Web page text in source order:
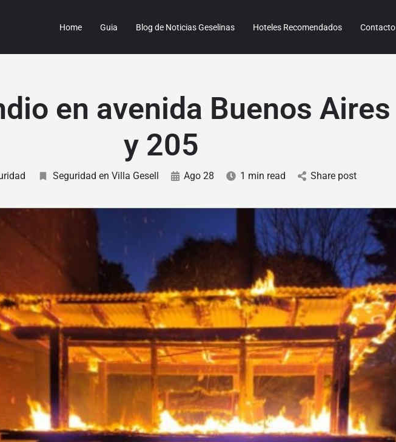
Home Guia Blog de Noticias Geselinas Hoteles Recomendados Contacto
en avenida Buenos Aires
y 205
Seguridad en Villa Gesell Ago 28 1 min read Share post